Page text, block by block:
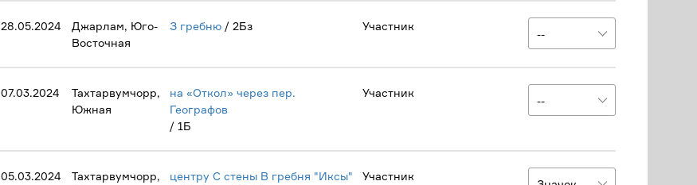
28.05.2024
Джарлам, Юго-
Восточная
З гребню / 2Бз Участник
07.03.2024
Тахтарвумчорр,
Южная
на «Откол» через пер.
Географов
/ 1Б
Участник
05.03.2024
Тахтарвумчорр,
центру С стены В гребня "Иксы"
Участник